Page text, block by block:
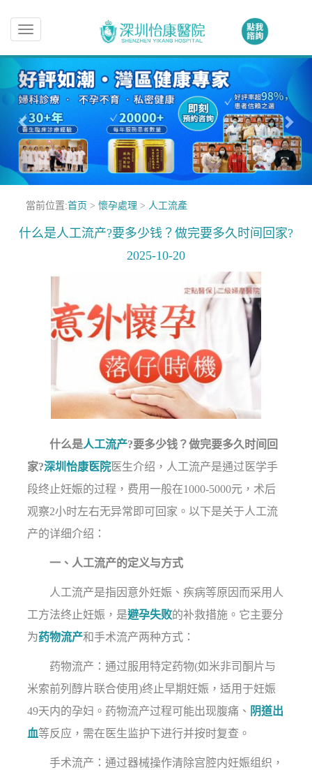
Toggle
navigation
當前位置:首页 > 懷孕處理 > 人工流產
什么是人工流产?要多少钱？做完要多久时间回家?
2025-10-20
什么是人工流产?要多少钱？做完要多久时间回
家?深圳怡康医院医生介绍，人工流产是通过医学手
段终止妊娠的过程，费用一般在1000-5000元，术后
观察2小时左右无异常即可回家。以下是关于人工流
产的详细介绍：
一、人工流产的定义与方式
人工流产是指因意外妊娠、疾病等原因而采用人
工方法终止妊娠，是避孕失败的补救措施。它主要分
为药物流产和手术流产两种方式：
药物流产：通过服用特定药物(如米非司酮片与
米索前列醇片联合使用)终止早期妊娠，适用于妊娠
49天内的孕妇。药物流产过程可能出现腹痛、 阴道出
血等反应，需在医生监护下进行并按时复查。
手术流产：通过器械操作清除宫腔内妊娠组织，